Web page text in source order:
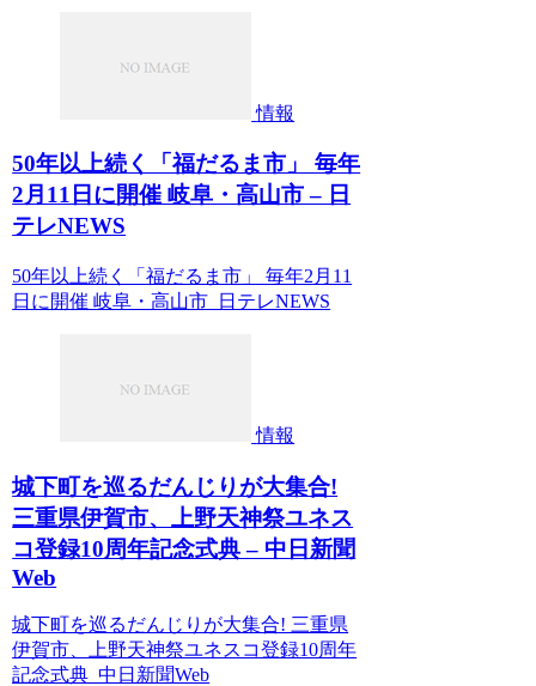
情報
50年以上続く「福だるま市」 毎年
2月11日に開催 岐阜・高山市 – 日
テレNEWS
50年以上続く「福だるま市」 毎年2月11
日に開催 岐阜・高山市 日テレNEWS
情報
城下町を巡るだんじりが大集合!
三重県伊賀市、上野天神祭ユネス
コ登録10周年記念式典 – 中日新聞
Web
城下町を巡るだんじりが大集合! 三重県
伊賀市、上野天神祭ユネスコ登録10周年
記念式典 中日新聞Web